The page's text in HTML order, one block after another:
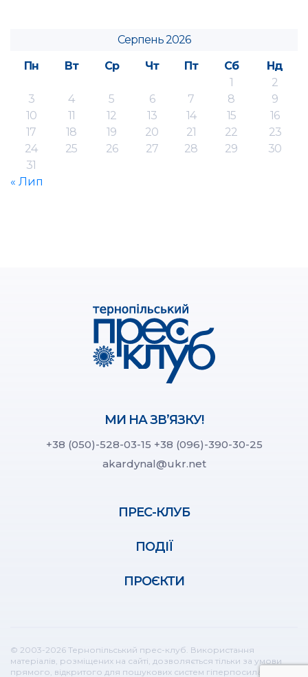
Серпень 2026
Пн
Вт Ср Чт Пт Сб
Нд
1
2
3
4 5 6 7 8
9
10
11 12 13 14 15
16
17
18 19 20 21 22
23
24
25 26 27 28 29
30
31
« Лип
МИ НА ЗВ’ЯЗКУ!
+38 (050)-528-03-15 +38 (096)-390-30-25
akardynal@ukr.net
ПРЕС-КЛУБ
ПОДІЇ
ПРОЄКТИ
© 2003-2026 Тернопільський прес-клуб. Використання
матеріалів, розміщених на сайті, дозволяється тільки за умови
прямого, відкритого для пошукових систем гіперпосилання